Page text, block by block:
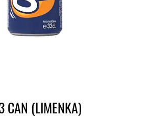
CAN (LIMENKA)